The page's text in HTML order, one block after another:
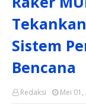
Sistem
Bencana
Redaksi Mei 01,